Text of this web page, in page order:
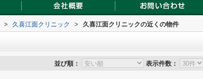
> 久喜江面クリニック > 久喜江面クリニックの近くの物件
並び順： 表示件数：